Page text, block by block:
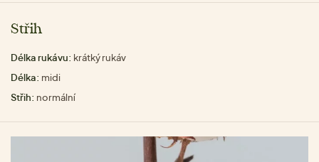
Střih
Délka rukávu: krátký rukáv
Délka: midi
Střih: normální